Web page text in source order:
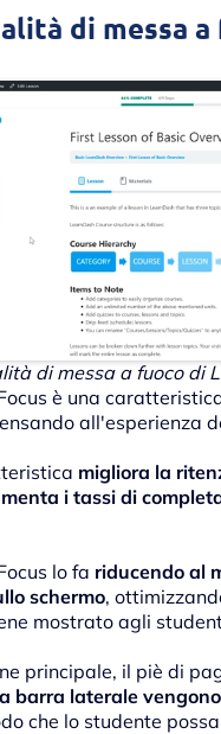
di messa a
di messa a fuoco di
è una
all'esperienza
migliora la
i tassi di
lo fa riducendo al
schermo,
mostrato agli
principale, il piè di
barra laterale
che lo studente